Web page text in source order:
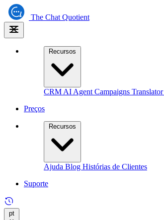
The Chat Quotient
Recursos
CRM AI Agent Campaigns Translator
Preços
Recursos
Ajuda Blog Histórias de Clientes
Suporte
pt